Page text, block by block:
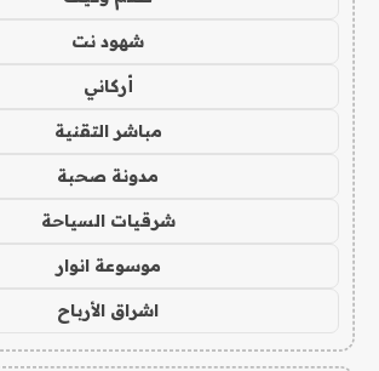
شهود نت
أركاني
مباشر التقنية
مدونة صحبة
شرقيات السياحة
موسوعة انوار
اشراق الأرباح